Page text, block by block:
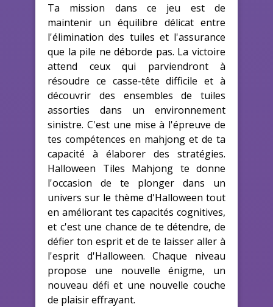
Ta mission dans ce jeu est de
maintenir un équilibre délicat entre
l'élimination des tuiles et l'assurance
que la pile ne déborde pas. La victoire
attend ceux qui parviendront à
résoudre ce casse-tête difficile et à
découvrir des ensembles de tuiles
assorties dans un environnement
sinistre. C'est une mise à l'épreuve de
tes compétences en mahjong et de ta
capacité à élaborer des stratégies.
Halloween Tiles Mahjong te donne
l'occasion de te plonger dans un
univers sur le thème d'Halloween tout
en améliorant tes capacités cognitives,
et c'est une chance de te détendre, de
défier ton esprit et de te laisser aller à
l'esprit d'Halloween. Chaque niveau
propose une nouvelle énigme, un
nouveau défi et une nouvelle couche
de plaisir effrayant.